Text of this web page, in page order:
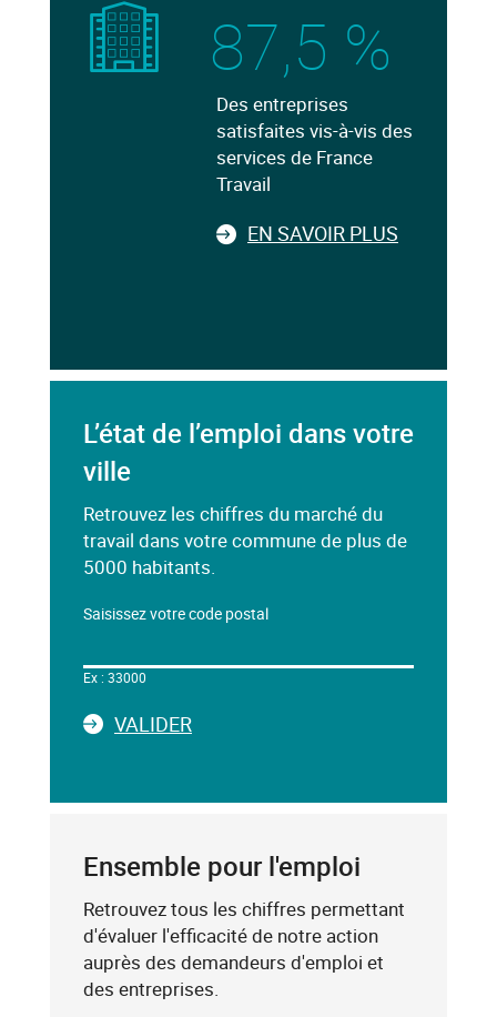
87,5 %
Des entreprises
satisfaites vis-à-vis des
services de France
Travail
EN SAVOIR PLUS
L’état de l’emploi dans votre
ville
Retrouvez les chiffres du marché du
travail dans votre commune de plus de
5000 habitants.
Saisissez votre code postal
le
ci-
un
clé
(exemple
:
75019),
sélectionnez-
le
Ex : 33000
VALIDERLA
CODE
Ensemble pour l'emploi
Retrouvez tous les chiffres permettant
d'évaluer l'efficacité de notre action
auprès des demandeurs d'emploi et
des entreprises.